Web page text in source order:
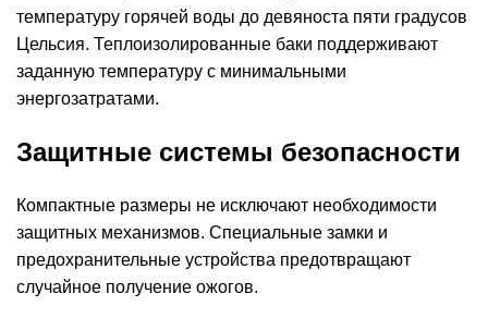
температуру горячей воды до девяноста пяти градусов
Цельсия. Теплоизолированные баки поддерживают
заданную температуру с минимальными
энергозатратами.
Защитные системы безопасности
Компактные размеры не исключают необходимости
защитных механизмов. Специальные замки и
предохранительные устройства предотвращают
случайное получение ожогов.